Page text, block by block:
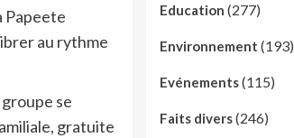
Papeete
au rythme
se
gratuite
Education (277)
Environnement (193)
Evénements(115)
Faits divers(246)